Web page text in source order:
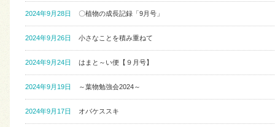
2024年9月28日 〇植物の成長記録「9月号」
2024年9月26日 小さなことを積み重ねて
2024年9月24日 はまと～い便【９月号】
2024年9月19日 ～葉物勉強会2024～
2024年9月17日 オバケススキ